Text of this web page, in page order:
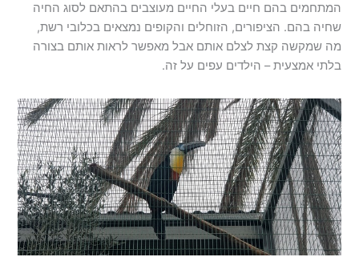
המתחמים בהם חיים בעלי החיים מעוצבים בהתאם לסוג החיה
שחיה בהם. הציפורים, הזוחלים והקופים נמצאים בכלובי רשת,
מה שמקשה קצת לצלם אותם אבל מאפשר לראות אותם בצורה
בלתי אמצעית – הילדים עפים על זה.